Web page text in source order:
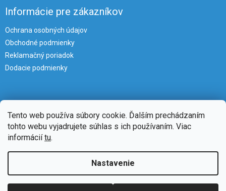
Tento web používa súbory cookie. Ďalším prechádzaním
tohto webu vyjadrujete súhlas s ich používaním. Viac
informáciítu.
Nastavenie
Informácie pre zákazníkov
Ochrana osobných údajov
Obchodné podmienky
Reklamačný poriadok
Dodacie podmienky
. Všetky práva vyhradené.